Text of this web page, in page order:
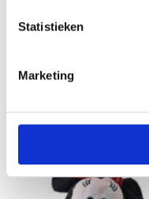
Statistieken
Marketing